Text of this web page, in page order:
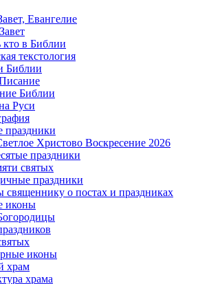
Евангелие
кто в Библии
текстология
Библии
Библии
Руси
праздники
Христово Воскресение 2026
праздники
святых
праздники
священнику о постах и праздниках
иконы
иконы
храм
храма